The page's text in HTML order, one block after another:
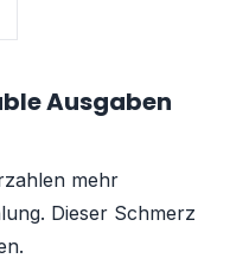
Ausgaben
mehr
Dieser Schmerz